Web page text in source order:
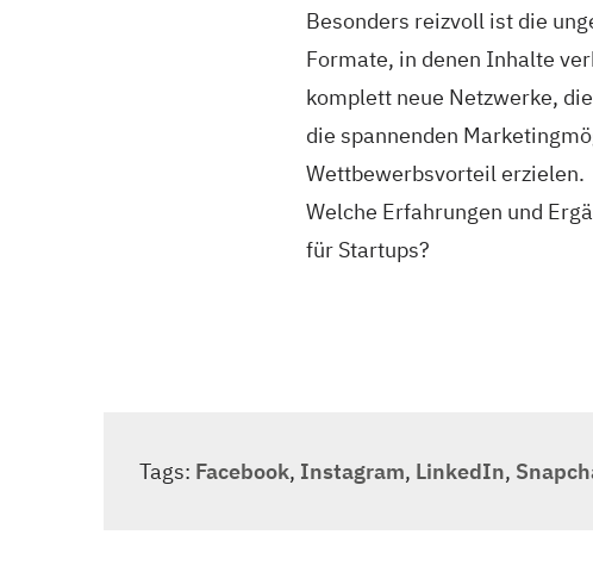
Besonders reizvoll ist die
Formate, in denen Inhalte
komplett neue Netzwerke,
die spannenden
Wettbewerbsvorteil erzielen.
Welche Erfahrungen und
für Startups?
Tags: Facebook, Instagram, LinkedIn,